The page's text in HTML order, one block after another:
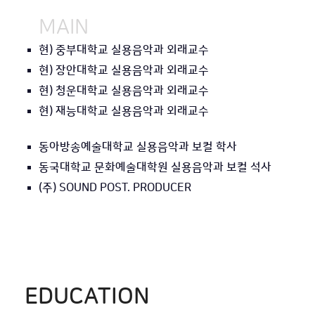
MAIN
현) 중부대학교 실용음악과 외래교수
현) 장안대학교 실용음악과 외래교수
현) 청운대학교 실용음악과 외래교수
현) 재능대학교 실용음악과 외래교수
동아방송예술대학교 실용음악과 보컬 학사
동국대학교 문화예술대학원 실용음악과 보컬 석사
(주) SOUND POST. PRODUCER
EDUCATION